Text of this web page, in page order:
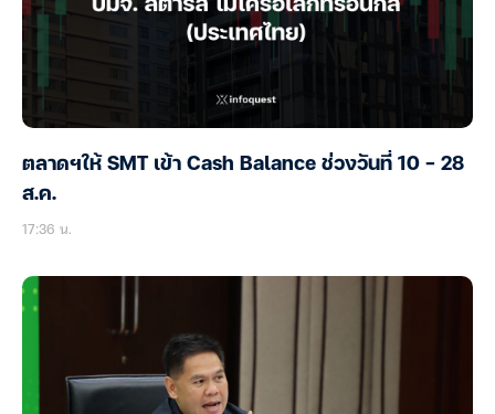
ตลาดฯให้ SMT เข้า Cash Balance ช่วงวันที่ 10 – 28
ส.ค.
17:36 น.